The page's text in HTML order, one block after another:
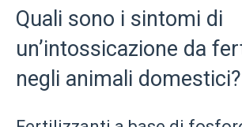
Quali sono i sintomi di
un’intossicazione da
negli animali domestici?